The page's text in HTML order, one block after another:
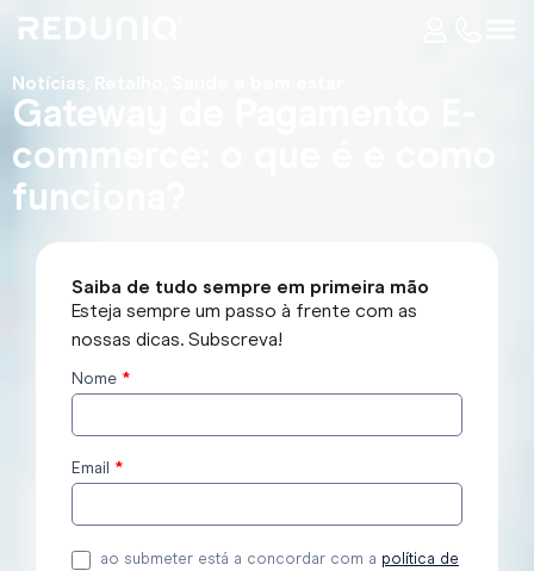
Notícias
Gateway de Pagamento E-
commerce: o que é e como
funciona?
Saiba de tudo sempre em primeira mão
Esteja sempre um passo à frente com as
nossas dicas. Subscreva!
Subscrever
Nome *
Email *
ao submeter está a concordar com a política de